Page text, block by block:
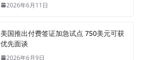
2026年6月11日
美国推出付费签证加急试点 750美元可获
优先面谈
2026年6月9日